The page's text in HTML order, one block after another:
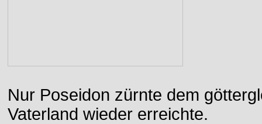
Nur Poseidon zürnte dem
Vaterland wieder erreichte.